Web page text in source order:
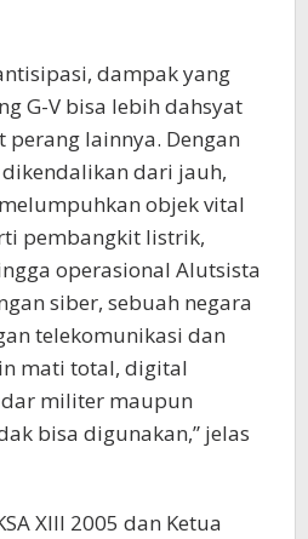
dampak yang
G-V bisa lebih dahsyat
lainnya. Dengan
dari jauh,
objek vital
pembangkit listrik,
operasional Alutsista
siber, sebuah negara
telekomunikasi dan
mati total, digital
militer maupun
bisa digunakan,” jelas
XIII 2005 dan Ketua